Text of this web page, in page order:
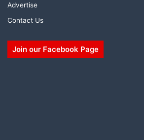
Advertise
Contact Us
Join our Facebook Page